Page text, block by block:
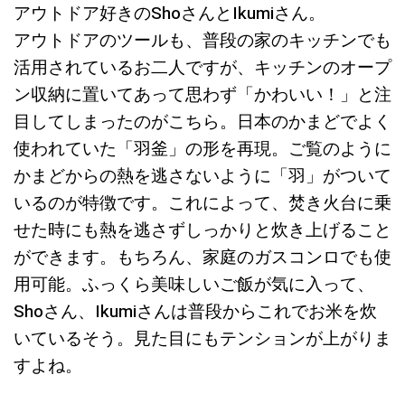
アウトドア好きのShoさんとIkumiさん。
アウトドアのツールも、普段の家のキッチンでも
活用されているお二人ですが、キッチンのオープ
ン収納に置いてあって思わず「かわいい！」と注
目してしまったのがこちら。日本のかまどでよく
使われていた「羽釜」の形を再現。ご覧のように
かまどからの熱を逃さないように「羽」がついて
いるのが特徴です。これによって、焚き火台に乗
せた時にも熱を逃さずしっかりと炊き上げること
ができます。もちろん、家庭のガスコンロでも使
用可能。ふっくら美味しいご飯が気に入って、
Shoさん、Ikumiさんは普段からこれでお米を炊
いているそう。見た目にもテンションが上がりま
すよね。